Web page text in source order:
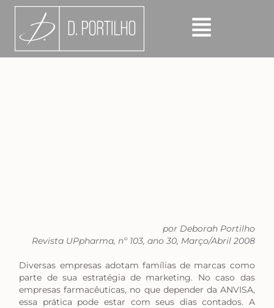
por Deborah Portilho
Revista UPpharma, nº 103, ano 30, Março/Abril 2008
Diversas empresas adotam famílias de marcas como
parte de sua estratégia de marketing. No caso das
empresas farmacêuticas, no que depender da ANVISA,
essa prática pode estar com seus dias contados. A